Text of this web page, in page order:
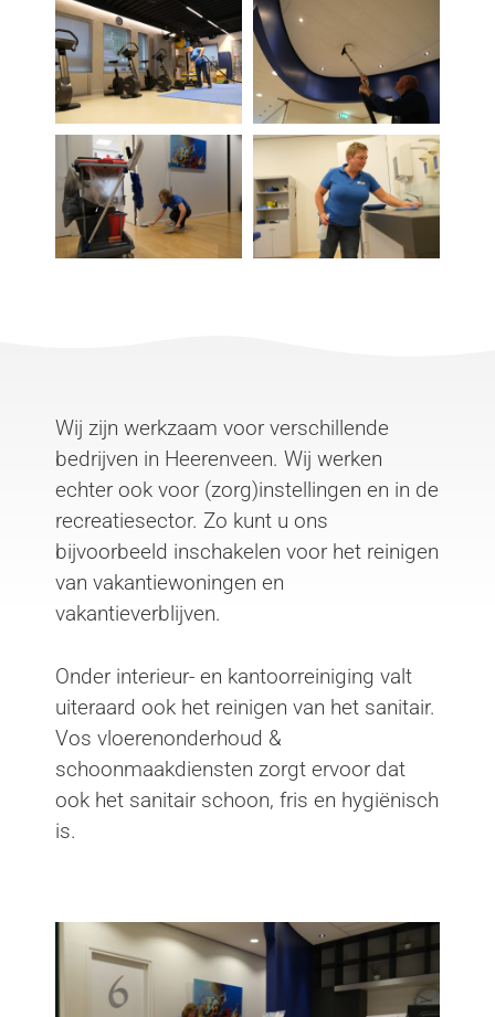
Wij zijn werkzaam voor verschillende
bedrijven in Heerenveen. Wij werken
echter ook voor (zorg)instellingen en in de
recreatiesector. Zo kunt u ons
bijvoorbeeld inschakelen voor het reinigen
van vakantiewoningen en
vakantieverblijven.
Onder interieur- en kantoorreiniging valt
uiteraard ook het reinigen van het sanitair.
Vos vloerenonderhoud &
schoonmaakdiensten zorgt ervoor dat
ook het sanitair schoon, fris en hygiënisch
is.